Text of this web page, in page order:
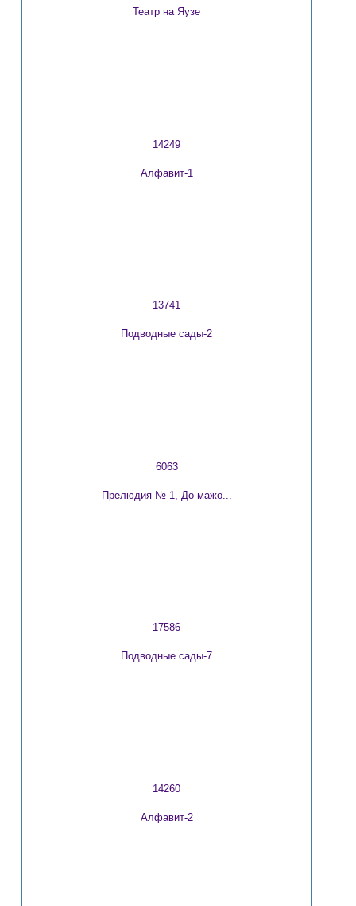
Театр на Яузе
14249
Алфавит-1
13741
Подводные сады-2
6063
Прелюдия № 1, До мажо...
17586
Подводные сады-7
14260
Алфавит-2